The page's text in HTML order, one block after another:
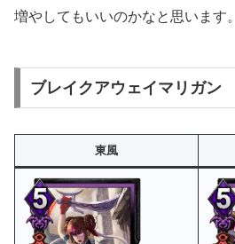
増やしてもいいのかなと思います。
ブレイクアウェイマリガン
東風